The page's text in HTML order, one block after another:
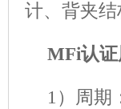
计、背夹
MFi认证
1）周期